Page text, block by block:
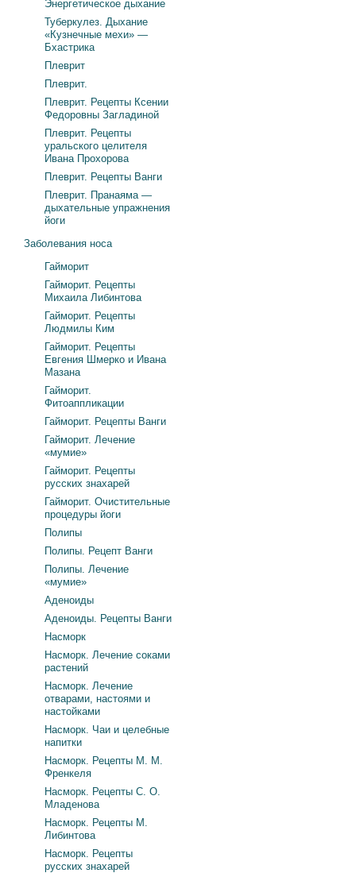
Энергетическое дыхание
Туберкулез. Дыхание
«Кузнечные мехи» —
Бхастрика
Плеврит
Плеврит.
Плеврит. Рецепты Ксении
Федоровны Загладиной
Плеврит. Рецепты
уральского целителя
Ивана Прохорова
Плеврит. Рецепты Ванги
Плеврит. Пранаяма —
дыхательные упражнения
йоги
Заболевания носа
Гайморит
Гайморит. Рецепты
Михаила Либинтова
Гайморит. Рецепты
Людмилы Ким
Гайморит. Рецепты
Евгения Шмерко и Ивана
Мазана
Гайморит.
Фитоаппликации
Гайморит. Рецепты Ванги
Гайморит. Лечение
«мумие»
Гайморит. Рецепты
русских знахарей
Гайморит. Очистительные
процедуры йоги
Полипы
Полипы. Рецепт Ванги
Полипы. Лечение
«мумие»
Аденоиды
Аденоиды. Рецепты Ванги
Насморк
Насморк. Лечение соками
растений
Насморк. Лечение
отварами, настоями и
настойками
Насморк. Чаи и целебные
напитки
Насморк. Рецепты М. М.
Френкеля
Насморк. Рецепты С. О.
Младенова
Насморк. Рецепты М.
Либинтова
Насморк. Рецепты
русских знахарей